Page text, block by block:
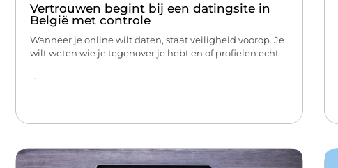
Vertrouwen begint bij een datingsite in
België met controle
Wanneer je online wilt daten, staat veiligheid voorop. Je
wilt weten wie je tegenover je hebt en of profielen echt
...